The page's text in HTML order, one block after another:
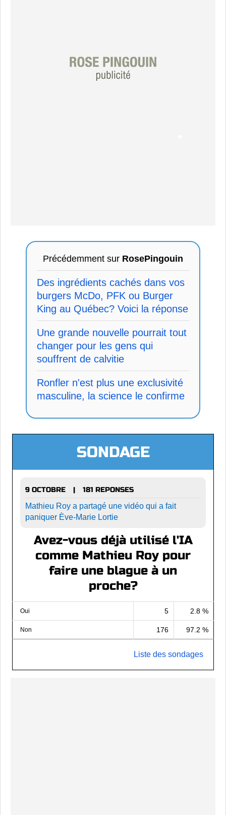
Précédemment sur RosePingouin
Des ingrédients cachés dans vos
burgers McDo, PFK ou Burger
King au Québec? Voici la réponse
Une grande nouvelle pourrait tout
changer pour les gens qui
souffrent de calvitie
Ronfler n'est plus une exclusivité
masculine, la science le confirme
SONDAGE
9 OCTOBRE |
181 REPONSES
Mathieu Roy a partagé une vidéo qui a fait
paniquer Ève-Marie Lortie
Avez-vous déjà utilisé l'IA
comme Mathieu Roy pour
faire une blague à un
proche?
Oui 5 2.8 %
Non 176 97.2 %
Liste des sondages